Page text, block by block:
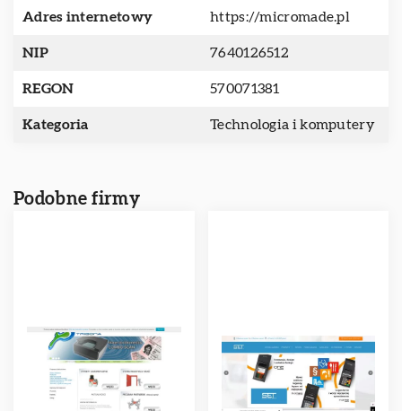
Adres internetowy https://micromade.pl
NIP 7640126512
REGON 570071381
Kategoria Technologia i komputery
Podobne firmy